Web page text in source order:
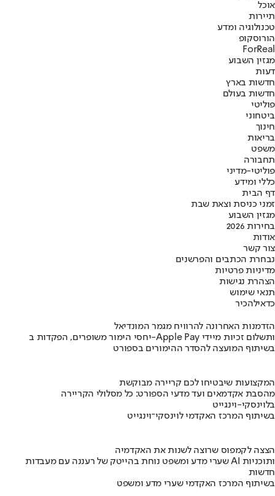
אוכל
תיירות
טכנולוגיה ומדע
הורוסקופ
ForReal
מגזין השבוע
דעות
חדשות בארץ
חדשות בעולם
פוליטי
ביטחוני
חינוך
בריאות
משפט
תחבורה
פוליטי-מדיני
כללי ומידע
דף הבית
זמני כניסת וצאת שבת
מגזין השבוע
בחירות 2026
אודות
צור קשר
נבחרת הכתבים והפרשנים
מדיניות פרטיות
הצהרת נגישות
תנאי שימוש
כדאילהכיר
הזדמנות האחרונה להרוויח מגמר המונדיאל
יחסי הימור משופרים, הפקדות ב-Apple Pay ותשלום זכיות מיידי
בשיתוף המועצה להסדר ההימורים בספורט
המקצועות שיבטיחו לכם קריירה מבוקשת
מהסבת אקדמאים ועד מדעי הספורט: כל מסלולי הקריירה
בלוינסקי-וינגייט
בשיתוף המרכז האקדמי לוינסקי־וינגייט
הצצה לקמפוס שרוצה לשנות את האקדמיה
שערי מדע ומשפט נוחת בהייטק של רעננה עם מעבדות AI ותוכניות
חדשות
בשיתוף המרכז האקדמי שערי מדע ומשפט